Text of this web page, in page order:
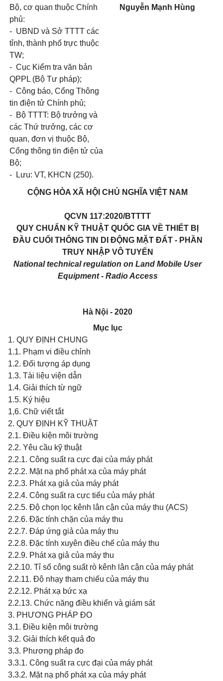
Bộ, cơ quan thuộc Chính
phủ:
- UBND và Sở TTTT các
tỉnh, thành phố trực thuộc
TW;
- Cục Kiểm tra văn bản
QPPL (Bộ Tư pháp);
- Công báo, Cổng Thông
tin điện tử Chính phủ;
- Bộ TTTT: Bộ trưởng và
các Thứ trưởng, các cơ
quan, đơn vị thuộc Bộ,
Cổng thông tin điện tử của
Bộ;
- Lưu: VT, KHCN (250).
Nguyễn Mạnh Hùng
CỘNG HÒA XÃ HỘI CHỦ NGHĨA VIỆT NAM
QCVN 117:2020/BTTTT
QUY CHUẨN KỸ THUẬT QUỐC GIA VỀ THIẾT BỊ
ĐẦU CUỐI THÔNG TIN DI ĐỘNG MẶT ĐẤT - PHẦN
TRUY NHẬP VÔ TUYẾN
National technical regulation on Land Mobile User
Equipment - Radio Access
Hà Nội - 2020
Mục lục
1. QUY ĐỊNH CHUNG
1.1. Phạm vi điều chỉnh
1.2. Đối tượng áp dụng
1.3. Tài liệu viện dẫn
1.4. Giải thích từ ngữ
1.5. Ký hiệu
1,6. Chữ viết tắt
2. QUY ĐỊNH KỸ THUẬT
2.1. Điều kiện môi trường
2.2. Yêu cầu kỹ thuật
2.2.1. Công suất ra cực đại của máy phát
2.2.2. Mặt nạ phổ phát xạ của máy phát
2.2.3. Phát xạ giả của máy phát
2.2.4. Công suất ra cực tiểu của máy phát
2.2.5. Độ chọn lọc kênh lân cận của máy thu (ACS)
2.2.6. Đặc tính chặn của máy thu
2.2.7. Đáp ứng giả của máy thu
2.2.8. Đặc tính xuyên điều chế của máy thu
2.2.9. Phát xạ giả của máy thu
2.2.10. Tỉ số công suất rò kênh lân cận của máy phát
2.2.11. Độ nhạy tham chiếu của máy thu
2.2.12. Phát xạ bức xạ
2.2.13. Chức năng điều khiển và giám sát
3. PHƯƠNG PHÁP ĐO
3.1. Điều kiện môi trường
3.2. Giải thích kết quả đo
3.3. Phương pháp đo
3.3.1. Công suất ra cực đại của máy phát
3.3.2. Mặt nạ phổ phát xạ của máy phát